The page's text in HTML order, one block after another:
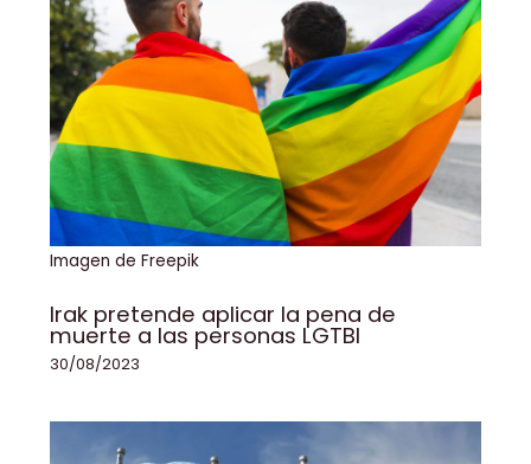
Imagen de Freepik
Irak pretende aplicar la pena de
muerte a las personas LGTBI
30/08/2023